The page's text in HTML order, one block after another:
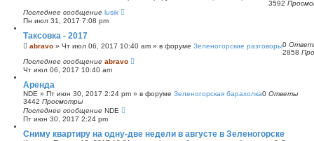
3592
Последнее сообщение lusik
Пн июл 31, 2017 7:08 pm
Таксовка - 2017
abravo » Чт июл 06, 2017 10:40 am » в форуме Зеленогорские разговоры0
2858
Последнее сообщение abravo
Чт июл 06, 2017 10:40 am
Аренда
NDE » Пт июн 30, 2017 2:24 pm » в форуме Зеленогорская барахолка0 Ответы
3442 Просмотры
Последнее сообщение NDE
Пт июн 30, 2017 2:24 pm
Сниму квартиру на одну-две недели в августе в Зеленогорске